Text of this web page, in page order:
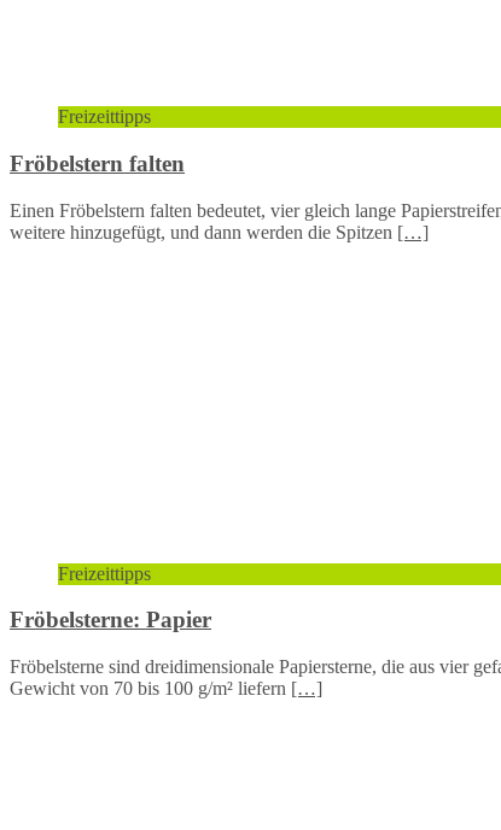
Freizeittipps
Fröbelstern falten
Einen Fröbelstern falten bedeutet, vier gleich lange
weitere hinzugefügt, und dann werden die Spitzen […]
Freizeittipps
Fröbelsterne: Papier
Fröbelsterne sind dreidimensionale Papiersterne, die aus vier
Gewicht von 70 bis 100 g/m² liefern […]